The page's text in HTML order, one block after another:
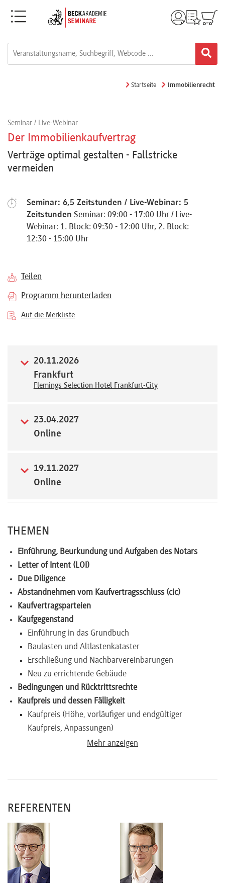
Menü
Learnings
Referenten
Kontakt
Preisvorteile
Newsletter
Startseite Immobilienrecht
Seminar / Live-Webinar
Der Immobilienkaufvertrag
Verträge optimal gestalten - Fallstricke
vermeiden
Seminar: 6,5 Zeitstunden / Live-Webinar: 5
Zeitstunden Seminar: 09:00 - 17:00 Uhr / Live-
Webinar: 1. Block: 09:30 - 12:00 Uhr, 2. Block:
12:30 - 15:00 Uhr
Teilen
Programm herunterladen
Auf die Merkliste
20.11.2026
Frankfurt
Flemings Selection Hotel Frankfurt-City
23.04.2027
Online
19.11.2027
Online
THEMEN
Einführung, Beurkundung und Aufgaben des Notars
Letter of Intent (LOI)
Due Diligence
Abstandnehmen vom Kaufvertragsschluss (cic)
Kaufvertragsparteien
Kaufgegenstand
Einführung in das Grundbuch
Baulasten und Altlastenkataster
Erschließung und Nachbarvereinbarungen
Neu zu errichtende Gebäude
Bedingungen und Rücktrittsrechte
Kaufpreis und dessen Fälligkeit
Kaufpreis (Höhe, vorläufiger und endgültiger
Kaufpreis, Anpassungen)
Fälligkeitsvoraussetzungen (allgemeine und
Erforderliche Absicherung des Verkäufers
Grunderwerbsteuer
Entstehungsvoraussetzungen
Rückerstattung bei Aufhebung und Rücktritt
Haftung und Garantien
Grundzüge der gesetzlichen Mängelhaftung
Mehr anzeigen
REFERENTEN